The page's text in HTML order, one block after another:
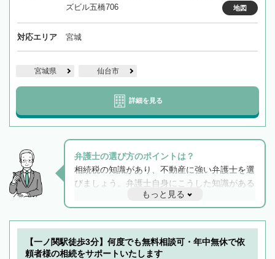
ズビル五橋706
地図
対応エリア 宮城
宮城県 仙台市
詳細を見る
弁護士の選び方のポイントは？
相続税の知識があり、不動産に強い弁護士を選
びましょう。弁護士自身にこうした知識がある
と他士業との連携もスムーズに進み、トラブル
解決のみならず相続をトータルで任せることが
できます。また、相続は感情がからむ分野なの
でフィーリングも重要です。実際に電話や面談
で複数の弁護士と会話をしてウマが合う方に依
もっと見る
【一ノ関駅徒歩3分】何度でも無料相談可・年中無休で依
頼者様の相続をサポートいたします